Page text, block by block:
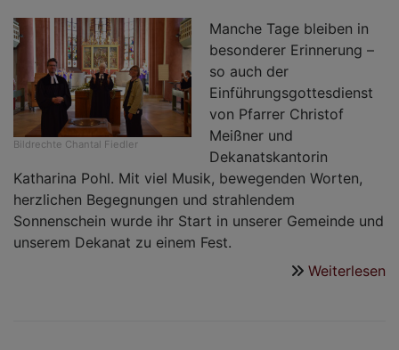
Bildrechte Chantal Fiedler
Manche Tage bleiben in
besonderer Erinnerung –
so auch der
Einführungsgottesdienst
von Pfarrer Christof
Meißner und
Dekanatskantorin
Katharina Pohl. Mit viel Musik, bewegenden Worten,
herzlichen Begegnungen und strahlendem
Sonnenschein wurde ihr Start in unserer Gemeinde und
unserem Dekanat zu einem Fest.
Weiterlesen